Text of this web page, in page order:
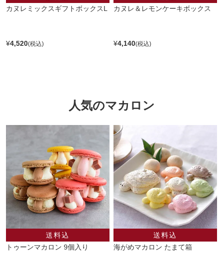
カヌレミックスギフトボックスL
¥4,520
カヌレ＆レモンケーキボックス
¥4,140
人気のマカロン
トゥーンマカロン 9個入り 海がめマカロン たまて箱